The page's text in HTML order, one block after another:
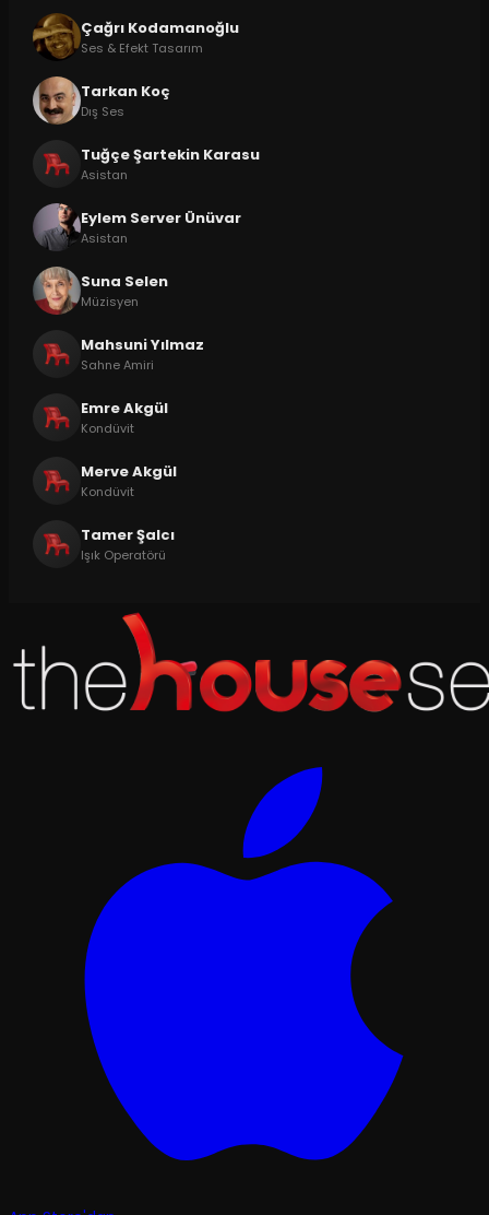
Çağrı Kodamanoğlu
Ses & Efekt Tasarım
Tarkan Koç
Dış Ses
Tuğçe Şartekin Karasu
Asistan
Eylem Server Ünüvar
Asistan
Suna Selen
Müzisyen
Mahsuni Yılmaz
Sahne Amiri
Emre Akgül
Kondüvit
Merve Akgül
Kondüvit
Tamer Şalcı
Işık Operatörü